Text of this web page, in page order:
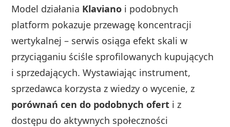
Model działania Klaviano i podobnych
platform pokazuje przewagę koncentracji
wertykalnej – serwis osiąga efekt skali w
przyciąganiu ściśle sprofilowanych kupujących
i sprzedających. Wystawiając instrument,
sprzedawca korzysta z wiedzy o wycenie, z
porównań cen do podobnych ofert i z
dostępu do aktywnych społeczności